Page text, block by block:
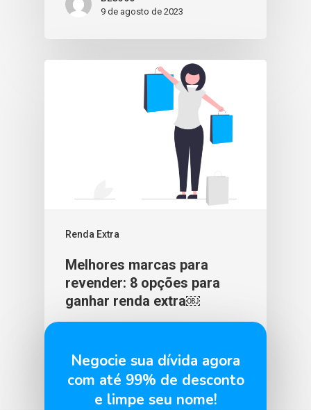
9 de agosto de 2023
Renda Extra
Melhores marcas para
revender: 8 opções para
ganhar renda extra￼
Negocie sua dívida agora
com até 99% de desconto
e limpe seu nome!